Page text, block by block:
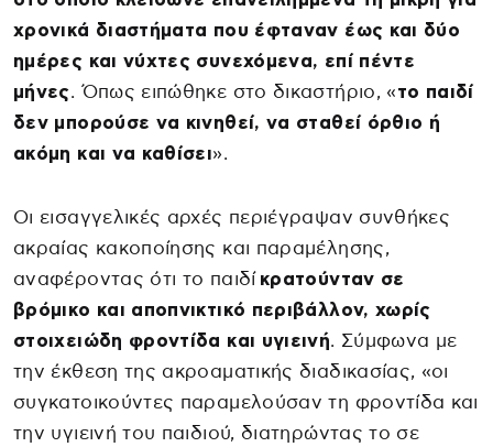
χρονικά διαστήματα που έφταναν έως και δύο
ημέρες και νύχτες συνεχόμενα, επί πέντε
μήνες. Όπως ειπώθηκε στο δικαστήριο, «το παιδί
δεν μπορούσε να κινηθεί, να σταθεί όρθιο ή
ακόμη και να καθίσει».
Οι εισαγγελικές αρχές περιέγραψαν συνθήκες
ακραίας κακοποίησης και παραμέλησης,
αναφέροντας ότι το παιδί κρατούνταν σε
βρόμικο και αποπνικτικό περιβάλλον, χωρίς
στοιχειώδη φροντίδα και υγιεινή. Σύμφωνα με
την έκθεση της ακροαματικής διαδικασίας, «οι
συγκατοικούντες παραμελούσαν τη φροντίδα και
την υγιεινή του παιδιού, διατηρώντας το σε